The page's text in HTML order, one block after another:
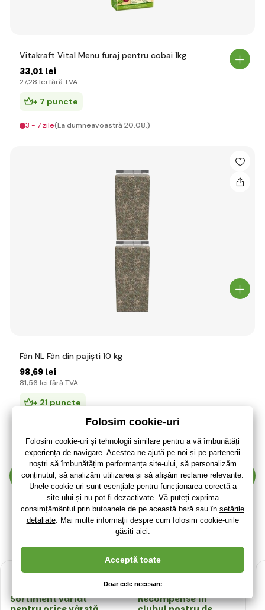
Vitakraft Vital Menu furaj pentru cobai 1kg
33,01 lei
27,28 lei fără TVA
+ 7 puncte
3 - 7 zile(La dumneavoastră 20.08.)
Fân NL Fân din pajiști 10 kg
98,69 lei
81,56 lei fără TVA
+ 21 puncte
(La dumneavoastră 20.08.)
Afișează mai mulți 30 produse
1 2 3 4 … 7
Sortiment variat
Recompense în